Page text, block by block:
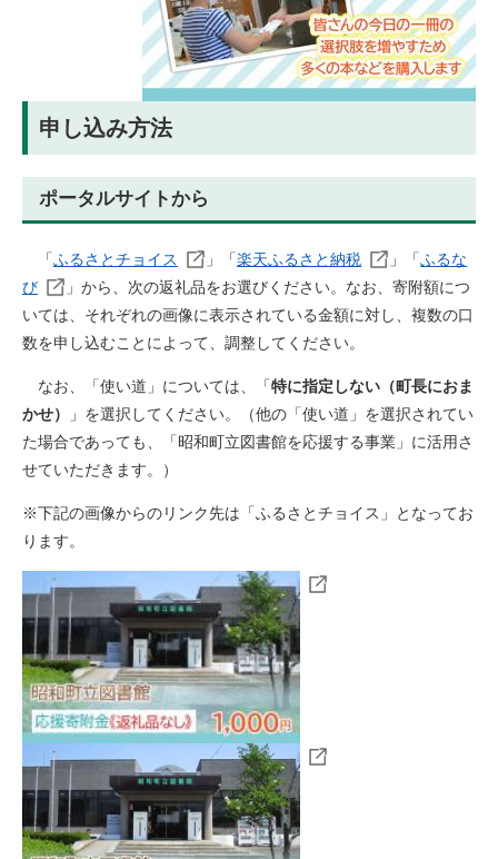
申し込み方法
ポータルサイトから
「ふるさとチョイス 」「楽天ふるさと納税 」「ふるな
び
」から、次の返礼品をお選びください。なお、寄附額につ
いては、それぞれの画像に表示されている金額に対し、複数の口
数を申し込むことによって、調整してください。
なお、「使い道」については、「特に指定しない（町長におま
かせ）
」を選択してください。（他の「使い道」を選択されてい
た場合であっても、「昭和町立図書館を応援する事業」に活用さ
せていただきます。）
※下記の画像からのリンク先は「ふるさとチョイス」となってお
ります。